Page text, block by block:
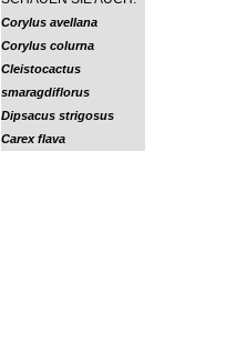
Corylus avellana
Corylus colurna
Cleistocactus
smaragdiflorus
Dipsacus strigosus
Carex flava